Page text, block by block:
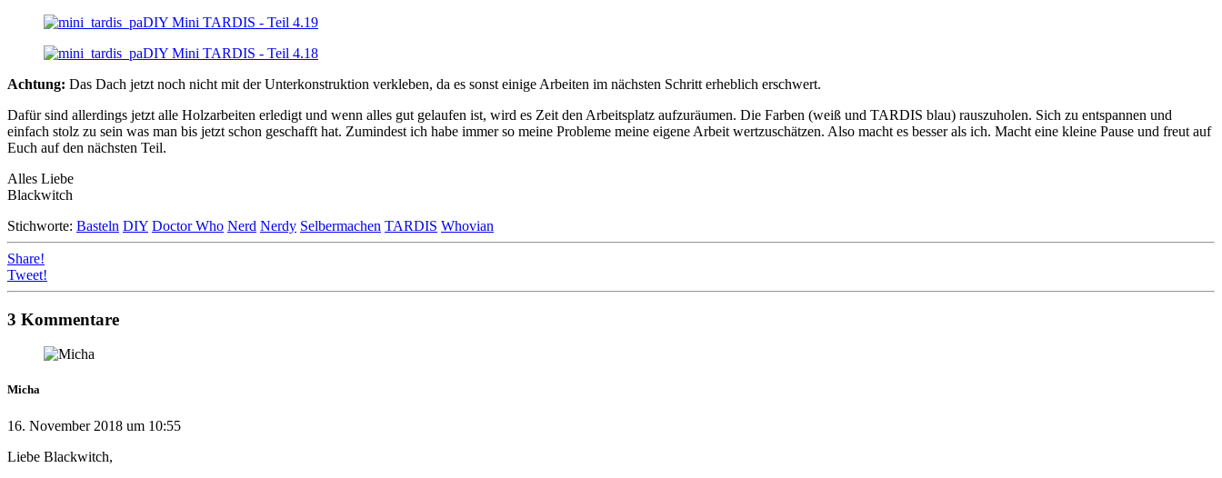
Achtung: Das Dach jetzt noch nicht mit der Unterkonstruktion verkleben, da es sonst einige Arbeiten im nächsten Schritt erheblich erschwert.
Dafür sind allerdings jetzt alle Holzarbeiten erledigt und wenn alles gut gelaufen ist, wird es Zeit den Arbeitsplatz aufzuräumen. Die Farben (weiß und TARDIS blau) rauszuholen. Sich zu entspannen und
einfach stolz zu sein was man bis jetzt schon geschafft hat. Zumindest ich habe immer so meine Probleme meine eigene Arbeit wertzuschätzen. Also macht es besser als ich. Macht eine kleine Pause und freut auf
Euch auf den nächsten Teil.
Alles Liebe
Blackwitch
Stichworte: Basteln DIY Doctor Who Nerd Nerdy Selbermachen TARDIS Whovian
Share!
Tweet!
3 Kommentare
Micha
16. November 2018 um 10:55
Liebe Blackwitch,